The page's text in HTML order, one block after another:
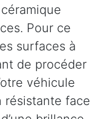
Pour ce
surfaces à
de procéder
véhicule
résistante face